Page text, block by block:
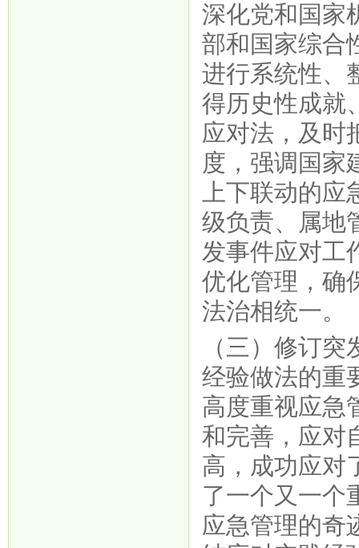
深化党和国家
部和国家综合
进行系统性、
得历史性成就
应对法，及时
度，强调国家
上下联动的
级负责、属地
发事件应对工
优化管理，确
法治相统一。
（三）修订
经验做法的重
高度重视应急
和完善，应对
高，成功应对
了一个又一个
应急管理的奇